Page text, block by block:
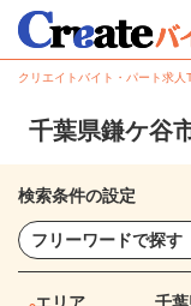
クリエイトバイト・パート求人
千葉県鎌ケ谷
検索条件の設定